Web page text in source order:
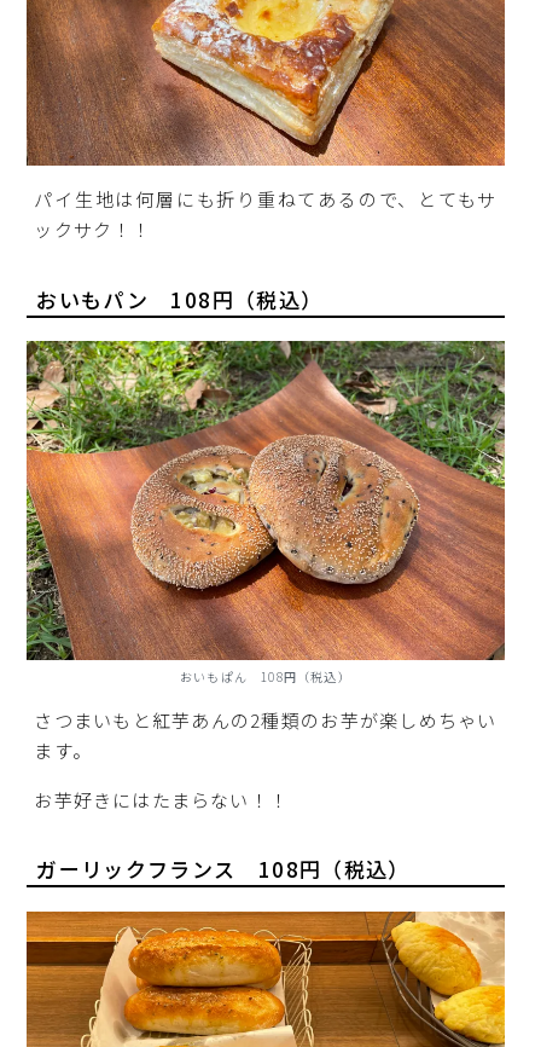
パイ生地は何層にも折り重ねてあるので、とてもサ
ックサク！！
おいもパン 108円（税込）
おいもぱん 108円（税込）
さつまいもと紅芋あんの2種類のお芋が楽しめちゃい
ます。
お芋好きにはたまらない！！
ガーリックフランス 108円（税込）